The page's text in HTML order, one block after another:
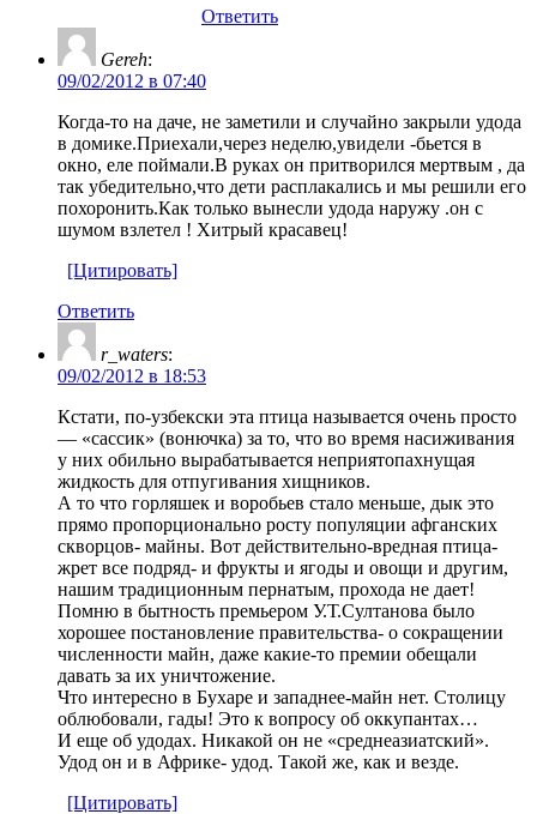
Ответить
Gereh:
09/02/2012 в 07:40
Когда-то на даче, не заметили и случайно закрыли удода
в домике.Приехали,через неделю,увидели -бьется в
окно, еле поймали.В руках он притворился мертвым , да
так убедительно,что дети расплакались и мы решили его
похоронить.Как только вынесли удода наружу .он с
шумом взлетел ! Хитрый красавец!
[Цитировать]
Ответить
r_waters:
09/02/2012 в 18:53
Кстати, по-узбекски эта птица называется очень просто
— «сассик» (вонючка) за то, что во время насиживания
у них обильно вырабатывается неприятопахнущая
жидкость для отпугивания хищников.
А то что горляшек и воробьев стало меньше, дык это
прямо пропорционально росту популяции афганских
скворцов- майны. Вот действительно-вредная птица-
жрет все подряд- и фрукты и ягоды и овощи и другим,
нашим традиционным пернатым, прохода не дает!
Помню в бытность премьером У.Т.Султанова было
хорошее постановление правительства- о сокращении
численности майн, даже какие-то премии обещали
давать за их уничтожение.
Что интересно в Бухаре и западнее-майн нет. Столицу
облюбовали, гады! Это к вопросу об оккупантах…
И еще об удодах. Никакой он не «среднеазиатский».
Удод он и в Африке- удод. Такой же, как и везде.
[Цитировать]